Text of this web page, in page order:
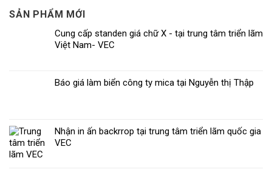
SẢN PHẨM MỚI
Cung cấp standen giá chữ X - tại trung tâm triển lãm
Việt Nam- VEC
Báo giá làm biển công ty mica tại Nguyễn thị Thập
Nhận in ấn backrrop tại trung tâm triển lãm quốc gia
VEC